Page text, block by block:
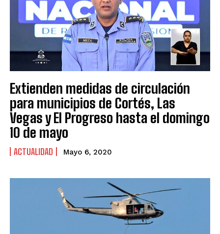
Extienden medidas de circulación
para municipios de Cortés, Las
Vegas y El Progreso hasta el domingo
10 de mayo
ACTUALIDAD Mayo 6, 2020